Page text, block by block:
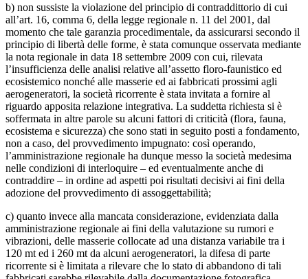
b) non sussiste la violazione del principio di contraddittorio di cui
all’art. 16, comma 6, della legge regionale n. 11 del 2001, dal
momento che tale garanzia procedimentale, da assicurarsi secondo il
principio di libertà delle forme, è stata comunque osservata mediante
la nota regionale in data 18 settembre 2009 con cui, rilevata
l’insufficienza delle analisi relative all’assetto floro-faunistico ed
ecosistemico nonché alle masserie ed ai fabbricati prossimi agli
aerogeneratori, la società ricorrente è stata invitata a fornire al
riguardo apposita relazione integrativa. La suddetta richiesta si è
soffermata in altre parole su alcuni fattori di criticità (flora, fauna,
ecosistema e sicurezza) che sono stati in seguito posti a fondamento,
non a caso, del provvedimento impugnato: così operando,
l’amministrazione regionale ha dunque messo la società medesima
nelle condizioni di interloquire – ed eventualmente anche di
contraddire – in ordine ad aspetti poi risultati decisivi ai fini della
adozione del provvedimento di assoggettabilità;
c) quanto invece alla mancata considerazione, evidenziata dalla
amministrazione regionale ai fini della valutazione su rumori e
vibrazioni, delle masserie collocate ad una distanza variabile tra i
120 mt ed i 260 mt da alcuni aerogeneratori, la difesa di parte
ricorrente si è limitata a rilevare che lo stato di abbandono di tali